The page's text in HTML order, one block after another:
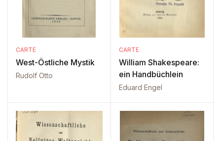
CARTE
West-Östliche Mystik
Rudolf Otto
CARTE
William Shakespeare:
ein Handbüchlein
Eduard Engel